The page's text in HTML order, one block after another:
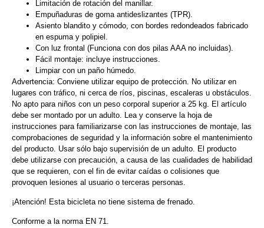
Limitación de rotación del manillar.
Empuñaduras de goma antideslizantes (TPR).
Asiento blandito y cómodo, con bordes redondeados fabricado
en espuma y polipiel.
Con luz frontal (Funciona con dos pilas AAA no incluidas).
Fácil montaje: incluye instrucciones.
Limpiar con un paño húmedo.
Advertencia: Conviene utilizar equipo de protección. No utilizar en
lugares con tráfico, ni cerca de ríos, piscinas, escaleras u obstáculos.
No apto para niños con un peso corporal superior a 25 kg. El artículo
debe ser montado por un adulto. Lea y conserve la hoja de
instrucciones para familiarizarse con las instrucciones de montaje, las
comprobaciones de seguridad y la información sobre el mantenimiento
del producto. Usar sólo bajo supervisión de un adulto. El producto
debe utilizarse con precaución, a causa de las cualidades de habilidad
que se requieren, con el fin de evitar caídas o colisiones que
provoquen lesiones al usuario o terceras personas.
¡Atención! Esta bicicleta no tiene sistema de frenado.
Conforme a la norma EN 71.